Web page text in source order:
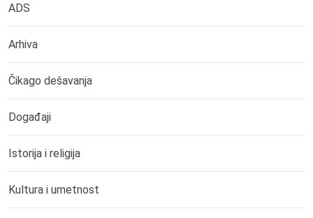
ADS
Arhiva
Čikago dešavanja
Događaji
Istorija i religija
Kultura i umetnost